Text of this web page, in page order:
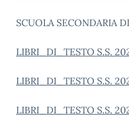
SCUOLA SECONDARIA
LIBRI_DI_TESTO S.S.
LIBRI_DI_TESTO S.S.
LIBRI_DI_TESTO S.S.